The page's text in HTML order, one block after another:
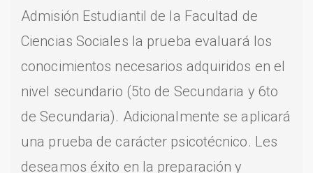
Admisión Estudiantil de la Facultad de
Ciencias Sociales la prueba evaluará los
conocimientos necesarios adquiridos en el
nivel secundario (5to de Secundaria y 6to
de Secundaria). Adicionalmente se aplicará
una prueba de carácter psicotécnico. Les
deseamos éxito en la preparación y